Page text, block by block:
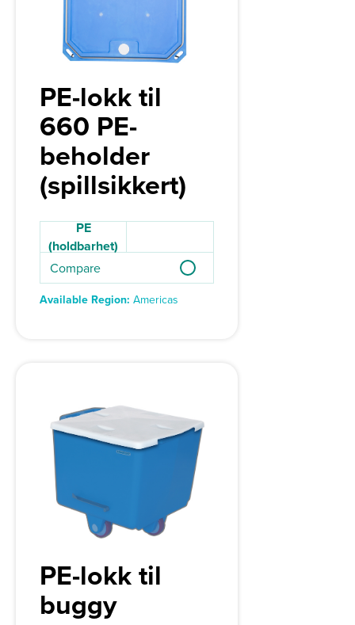
PE-lokk til
660 PE-
beholder
(spillsikkert)
PE
(holdbarhet)
Compare
Available Region: Americas
PE-lokk til
buggy